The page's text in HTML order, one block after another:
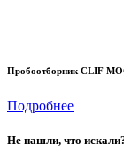
Пробоотборник CLIF
Подробнее
Не нашли, что